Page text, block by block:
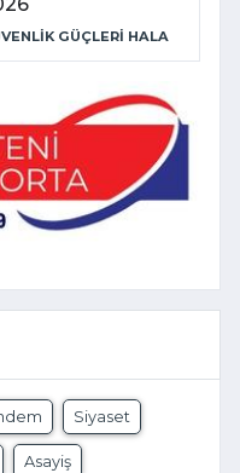
GÜÇLERİ HALA
Siyaset
Asayiş